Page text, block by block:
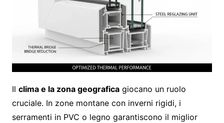
Il clima e la zona geograficagiocano un ruolo
cruciale. In zone montane con inverni rigidi, i
serramenti in PVC o legno garantiscono il miglior